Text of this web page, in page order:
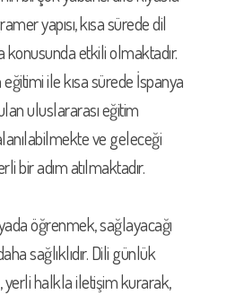
yapısı, kısa sürede dil
etkili olmaktadır.
ile kısa sürede İspanya
uluslararası eğitim
ve geleceği
bir adım atılmaktadır.
öğrenmek, sağlayacağı
sağlıklıdır. Dili günlük
halkla iletişim kurarak,